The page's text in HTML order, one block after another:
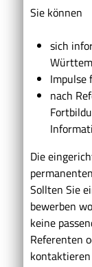
Sie können
sich
Impulse
nach
Die
Sollten Sie
bewerben
keine
Referenten